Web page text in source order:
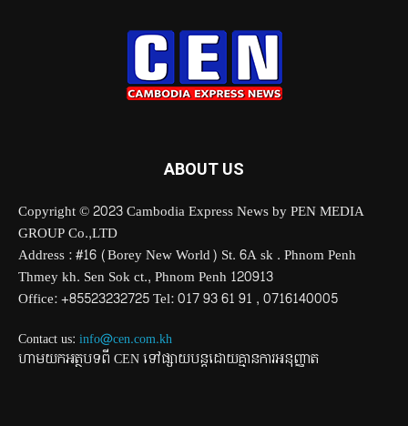
ABOUT US
Copyright © 2023 Cambodia Express News by PEN MEDIA
GROUP Co.,LTD
Address : #16 (Borey New World) St. 6A sk . Phnom Penh
Thmey kh. Sen Sok ct., Phnom Penh 120913
Office: +85523232725 Tel: 017 93 61 91 , 0716140005
Contact us: info@cen.com.kh
ហាមយកអត្ថបទពី CEN ទៅផ្សាយបន្តដោយគ្មានការអនុញ្ញាត